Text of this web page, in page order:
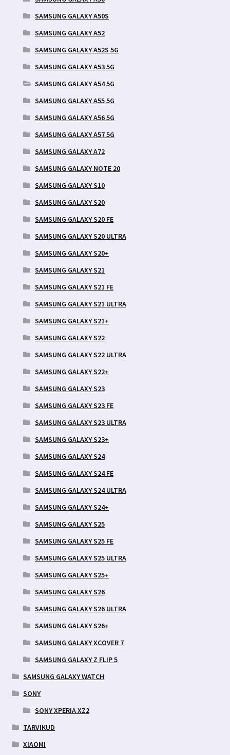
SAMSUNG GALAXY A50S
SAMSUNG GALAXY A52
SAMSUNG GALAXY A52S 5G
SAMSUNG GALAXY A53 5G
SAMSUNG GALAXY A54 5G
SAMSUNG GALAXY A55 5G
SAMSUNG GALAXY A56 5G
SAMSUNG GALAXY A57 5G
SAMSUNG GALAXY A72
SAMSUNG GALAXY NOTE 20
SAMSUNG GALAXY S10
SAMSUNG GALAXY S20
SAMSUNG GALAXY S20 FE
SAMSUNG GALAXY S20 ULTRA
SAMSUNG GALAXY S20+
SAMSUNG GALAXY S21
SAMSUNG GALAXY S21 FE
SAMSUNG GALAXY S21 ULTRA
SAMSUNG GALAXY S21+
SAMSUNG GALAXY S22
SAMSUNG GALAXY S22 ULTRA
SAMSUNG GALAXY S22+
SAMSUNG GALAXY S23
SAMSUNG GALAXY S23 FE
SAMSUNG GALAXY S23 ULTRA
SAMSUNG GALAXY S23+
SAMSUNG GALAXY S24
SAMSUNG GALAXY S24 FE
SAMSUNG GALAXY S24 ULTRA
SAMSUNG GALAXY S24+
SAMSUNG GALAXY S25
SAMSUNG GALAXY S25 FE
SAMSUNG GALAXY S25 ULTRA
SAMSUNG GALAXY S25+
SAMSUNG GALAXY S26
SAMSUNG GALAXY S26 ULTRA
SAMSUNG GALAXY S26+
SAMSUNG GALAXY XCOVER 7
SAMSUNG GALAXY Z FLIP 5
SAMSUNG GALAXY WATCH
SONY
SONY XPERIA XZ2
TARVIKUD
XIAOMI